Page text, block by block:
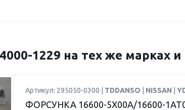
1229 на тех же марках
Артикул: 295050-0300 | TDDANSO NISSAN
ФОРСУНКА 16600-5X00A/16600-